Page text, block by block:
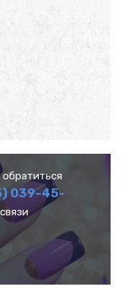
039-45-